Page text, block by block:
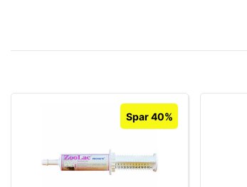
Spar 40%